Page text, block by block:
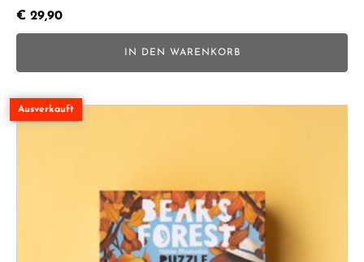
€ 29,90
IN DEN WARENKORB